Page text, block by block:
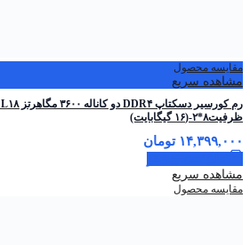
مقایسه محصول
مشاهده سریع
ظرفیت۸*۲-(۱۶ گیگابایت)
۱۴,۳۹۹,۰۰۰ تومان
مشاهده سریع
مقایسه محصول